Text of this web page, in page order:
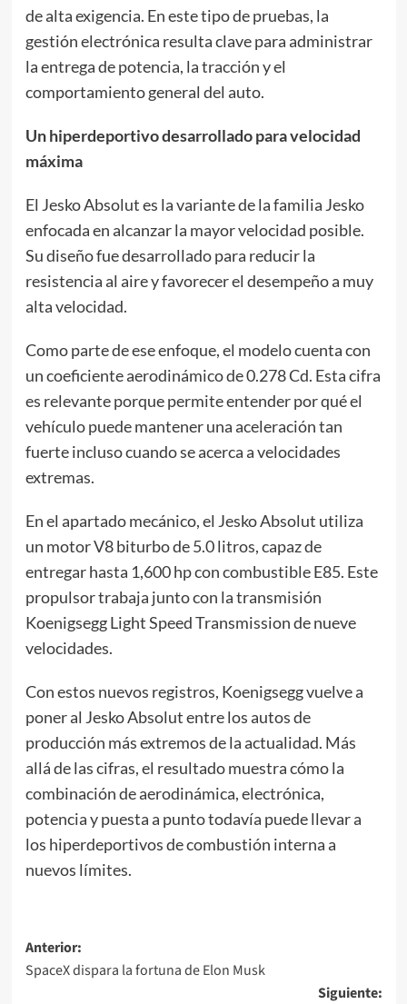
de alta exigencia. En este tipo de pruebas, la
gestión electrónica resulta clave para administrar
la entrega de potencia, la tracción y el
comportamiento general del auto.
Un hiperdeportivo desarrollado para velocidad
máxima
El Jesko Absolut es la variante de la familia Jesko
enfocada en alcanzar la mayor velocidad posible.
Su diseño fue desarrollado para reducir la
resistencia al aire y favorecer el desempeño a muy
alta velocidad.
Como parte de ese enfoque, el modelo cuenta con
un coeficiente aerodinámico de 0.278 Cd. Esta cifra
es relevante porque permite entender por qué el
vehículo puede mantener una aceleración tan
fuerte incluso cuando se acerca a velocidades
extremas.
En el apartado mecánico, el Jesko Absolut utiliza
un motor V8 biturbo de 5.0 litros, capaz de
entregar hasta 1,600 hp con combustible E85. Este
propulsor trabaja junto con la transmisión
Koenigsegg Light Speed Transmission de nueve
velocidades.
Con estos nuevos registros, Koenigsegg vuelve a
poner al Jesko Absolut entre los autos de
producción más extremos de la actualidad. Más
allá de las cifras, el resultado muestra cómo la
combinación de aerodinámica, electrónica,
potencia y puesta a punto todavía puede llevar a
los hiperdeportivos de combustión interna a
nuevos límites.
Navegación
de
Anterior:
SpaceX dispara la fortuna de Elon Musk
Siguiente: